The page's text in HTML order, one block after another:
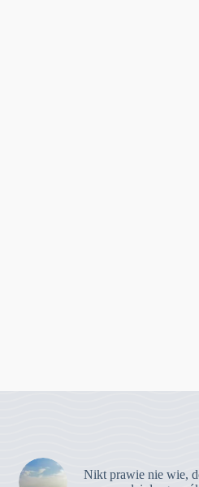
Nikt prawie nie wie,